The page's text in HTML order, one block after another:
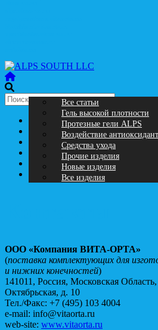
Главная
Новости
Следж-хоккейный клуб
«ЯСТРЕБЫ»
Все новости
Продукция
Форма выбора чехлов
Протезные чехлы
Протезные крепления
Замковые устройства
Средства ухода
Прочие изделия
Новые изделия
Все изделия
Документация
Контакты
Статьи
Все статьи
Гель высокой плотности
Протезные гели ALPS
Воздействие
ООО «Компания ВИТА-ОРТА»
(поставка комплектующих для
и нижних конечностей)
141011, Россия, Московская
Октябрьская, д. 10
Тел./Факс: +7 (495) 103 4004
e-mail: info@vitaorta.ru
web-site: www.vitaorta.ru